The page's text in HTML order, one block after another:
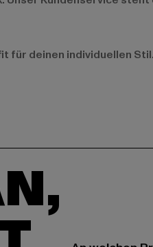
für deinen individuellen